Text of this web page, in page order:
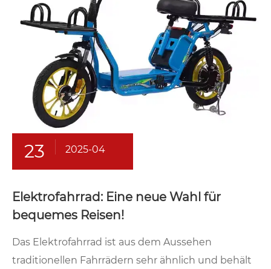
23 2025-04
Elektrofahrrad: Eine neue Wahl für
bequemes Reisen!
Das Elektrofahrrad ist aus dem Aussehen
traditionellen Fahrrädern sehr ähnlich und behält